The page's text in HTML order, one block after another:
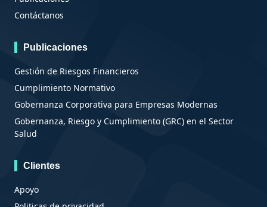
Contáctanos
Publicaciones
Gestión de Riesgos Financieros
Cumplimiento Normativo
Gobernanza Corporativa para Empresas Modernas
Gobernanza, Riesgo y Cumplimiento (GRC) en el Sector
Salud
Clientes
Apoyo